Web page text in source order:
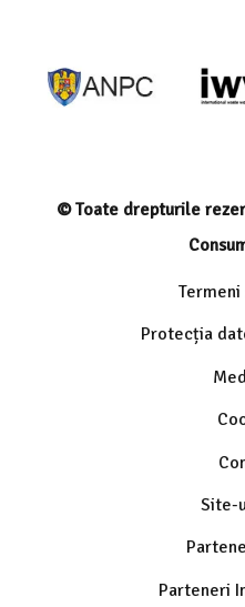
© Toate drepturile
Protecția
Site-
Parteneri